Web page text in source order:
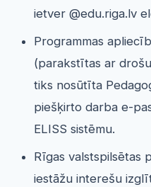
ietver @edu.riga.lv
Programmas
(parakstītas ar
tiks nosūtīta
piešķirto darba e-
ELISS sistēmu.
Rīgas valstspilsētas
iestāžu interešu